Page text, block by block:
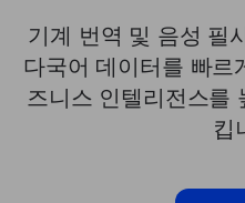
기계 번역 및 음성 필
다국어 데이터를 빠르
즈니스 인텔리전스를
킵